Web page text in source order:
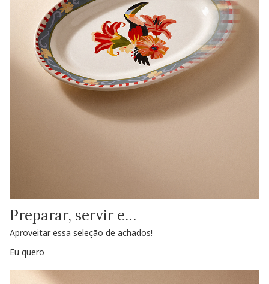
Preparar, servir e…
Aproveitar essa seleção de achados!
Eu quero